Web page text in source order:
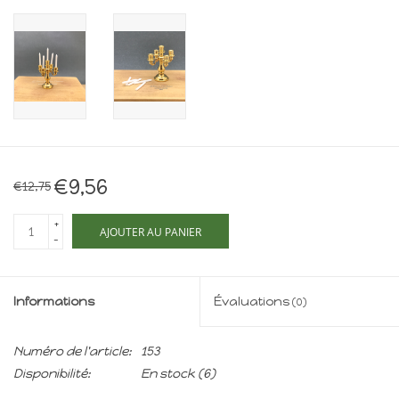
Maison de souris
miniature - The Mouse
Mansion
Mon site
Offres
€12,75 €9,56
+
-
AJOUTER AU PANIER
Informations Évaluations (0)
Numéro de l'article:
153
Disponibilité:
En stock (6)